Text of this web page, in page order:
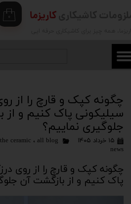
۰
تغییر گذر واژه
سفارشات
کاریزما
چگونه کپک و قارچ را از
سیلیکونی پاک کنیم و از
جلوگیری نماییم؟
۱۵ خرداد ۱۴۰۵ ceramic ، all blog
news
چگونه کپک و قارچ را از روی
پاک کنیم و از بازگشت آن